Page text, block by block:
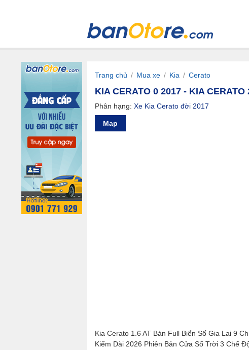
Trang chủ / Mua xe / Kia / Cerato
KIA CERATO 0 2017 - KIA CERATO
Phân hạng: Xe Kia Cerato đời 2017
Map
Kia Cerato 1.6 AT Bản Full Biển Số Gia Lai 9
Kiểm Dài 2026 Phiên Bản Cửa Sổ Trời 3 Chế